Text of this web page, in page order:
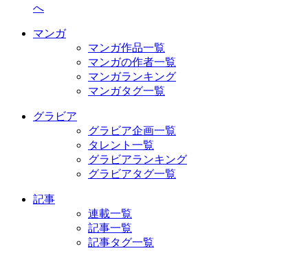
へ
マンガ
マンガ作品一覧
マンガの作者一覧
マンガランキング
マンガタグ一覧
グラビア
グラビア企画一覧
タレント一覧
グラビアランキング
グラビアタグ一覧
記事
連載一覧
記事一覧
記事タグ一覧